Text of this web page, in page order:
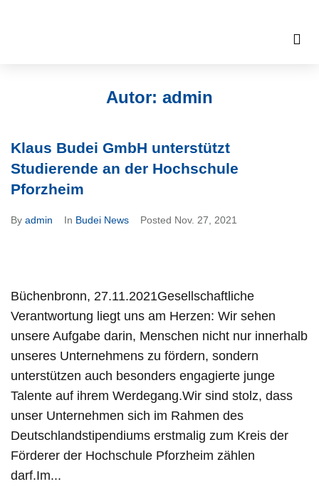
Autor: admin
Klaus Budei GmbH unterstützt
Studierende an der Hochschule
Pforzheim
By admin In Budei News Posted Nov. 27, 2021
Büchenbronn, 27.11.2021Gesellschaftliche
Verantwortung liegt uns am Herzen: Wir sehen
unsere Aufgabe darin, Menschen nicht nur innerhalb
unseres Unternehmens zu fördern, sondern
unterstützen auch besonders engagierte junge
Talente auf ihrem Werdegang.Wir sind stolz, dass
unser Unternehmen sich im Rahmen des
Deutschlandstipendiums erstmalig zum Kreis der
Förderer der Hochschule Pforzheim zählen
darf.Im...